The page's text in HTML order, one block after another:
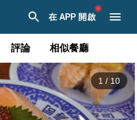
在 APP 開啟
評論 相似餐廳
1 / 10